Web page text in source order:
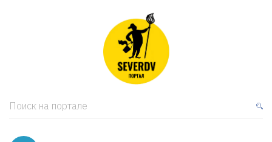
Поиск на портале